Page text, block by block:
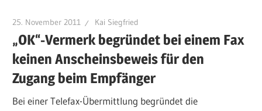
25. November 2011 Kai Siegfried
„OK“-Vermerk begründet bei einem Fax
keinen Anscheinsbeweis für den
Zugang beim Empfänger
Bei einer Telefax-Übermittlung begründet die